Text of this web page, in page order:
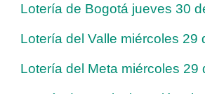
Lotería de Bogotá jueves 30
Lotería del Valle miércoles 29
Lotería del Meta miércoles 29